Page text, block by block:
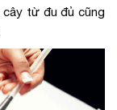
cây từ đu đủ cũng